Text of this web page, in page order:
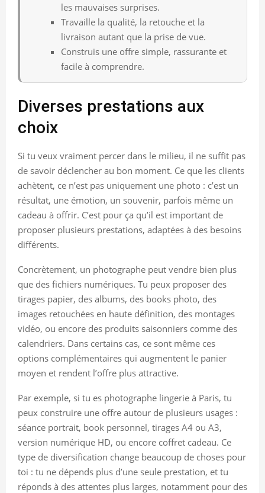
les mauvaises surprises.
Travaille la qualité, la retouche et la
livraison autant que la prise de vue.
Construis une offre simple, rassurante et
facile à comprendre.
Diverses prestations aux
choix
Si tu veux vraiment percer dans le milieu, il ne suffit pas
de savoir déclencher au bon moment. Ce que les clients
achètent, ce n’est pas uniquement une photo : c’est un
résultat, une émotion, un souvenir, parfois même un
cadeau à offrir. C’est pour ça qu’il est important de
proposer plusieurs prestations, adaptées à des besoins
différents.
Concrètement, un photographe peut vendre bien plus
que des fichiers numériques. Tu peux proposer des
tirages papier, des albums, des books photo, des
images retouchées en haute définition, des montages
vidéo, ou encore des produits saisonniers comme des
calendriers. Dans certains cas, ce sont même ces
options complémentaires qui augmentent le panier
moyen et rendent l’offre plus attractive.
Par exemple, si tu es photographe lingerie à Paris, tu
peux construire une offre autour de plusieurs usages :
séance portrait, book personnel, tirages A4 ou A3,
version numérique HD, ou encore coffret cadeau. Ce
type de diversification change beaucoup de choses pour
toi : tu ne dépends plus d’une seule prestation, et tu
réponds à des attentes plus larges, notamment pour des